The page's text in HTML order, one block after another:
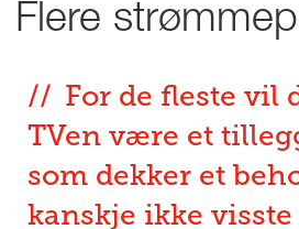
Flere
For de fleste vil
TVen være et
som dekker et
kanskje ikke visste